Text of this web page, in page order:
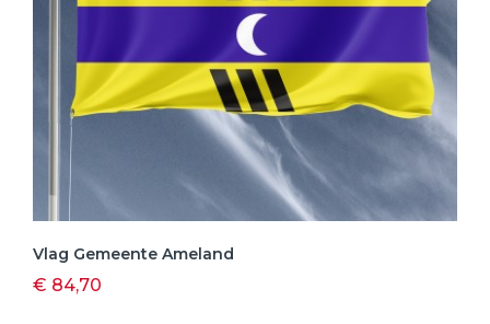
Vlag Gemeente Ameland
€ 84,70